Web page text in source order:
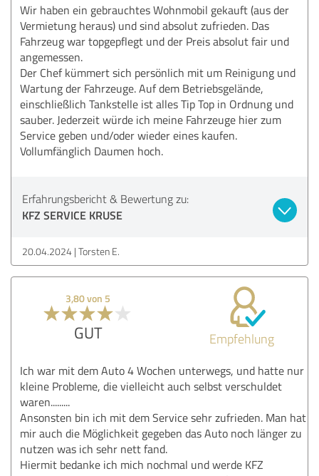
Wir haben ein gebrauchtes Wohnmobil gekauft (aus der
Vermietung heraus) und sind absolut zufrieden. Das
Fahrzeug war topgepflegt und der Preis absolut fair und
angemessen.
Der Chef kümmert sich persönlich mit um Reinigung und
Wartung der Fahrzeuge. Auf dem Betriebsgelände,
einschließlich Tankstelle ist alles Tip Top in Ordnung und
sauber. Jederzeit würde ich meine Fahrzeuge hier zum
Service geben und/oder wieder eines kaufen.
Vollumfänglich Daumen hoch.
Erfahrungsbericht & Bewertung zu:
KFZ SERVICE KRUSE
20.04.2024 Torsten E.
3,80 von 5
GUT Empfehlung
Ich war mit dem Auto 4 Wochen unterwegs, und hatte nur
kleine Probleme, die vielleicht auch selbst verschuldet
waren.........
Ansonsten bin ich mit dem Service sehr zufrieden. Man hat
mir auch die Möglichkeit gegeben das Auto noch länger zu
nutzen was ich sehr nett fand.
Hiermit bedanke ich mich nochmal und werde KFZ